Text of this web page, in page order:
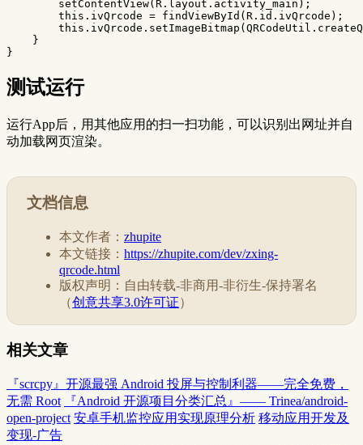
setContentView( R . layout . activity_main );
this . ivQrcode = findViewById ( R . id . ivQrcode );
this . ivQrcode . setImageBitmap ( QRCodeUtil .
}
}
测试运行
运行App后，用其他应用的扫一扫功能，可以识别出网址并自
动加载网页渲染。
文档信息
本文作者： zhupite
本文链接： https://zhupite.com/dev/zxing-
qrcode.html
版权声明：自由转载-非商用-非衍生-保持署名
（创意共享3.0许可证）
相关文章
『scrcpy』开源最强 Android 投屏与控制利器——完全免费，
无需 Root
『Android 开源项目分类汇总』—— Trinea/android-
open-project 安卓手机监控应用实现原理分析 移动应用开发及
变现-广告